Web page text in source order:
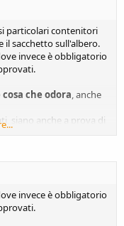
particolari contenitori
il sacchetto sull'albero.
invece è obbligatorio
che odora, anche
siano anche a prova di
invece è obbligatorio